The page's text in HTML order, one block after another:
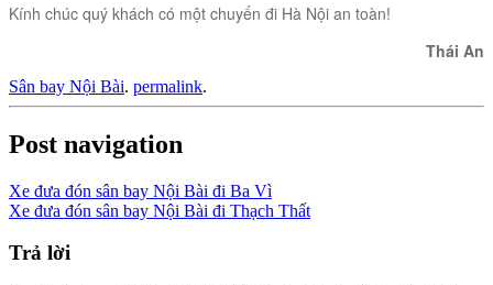
Kính chúc quý khách có một chuyến đi Hà Nội an toàn!
Thái An
Sân bay Nội Bài. permalink.
Post navigation
Xe đưa đón sân bay Nội Bài đi Ba Vì
Xe đưa đón sân bay Nội Bài đi Thạch Thất
Trả lời